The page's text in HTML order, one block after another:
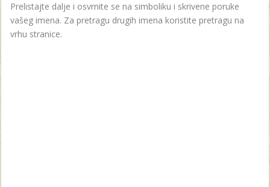
Prelistajte dalje i osvrnite se na simboliku i skrivene poruke
vašeg imena. Za pretragu drugih imena koristite pretragu na
vrhu stranice.